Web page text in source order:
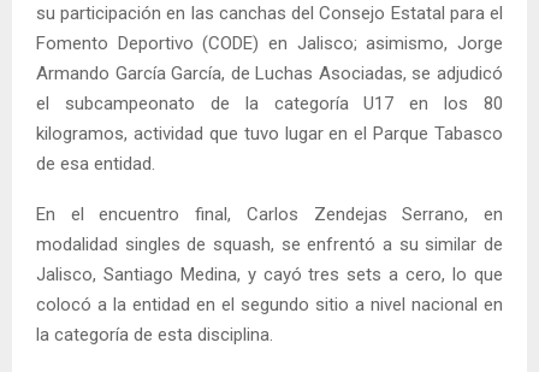
su participación en las canchas del Consejo Estatal para el
Fomento Deportivo (CODE) en Jalisco; asimismo, Jorge
Armando García García, de Luchas Asociadas, se adjudicó
el subcampeonato de la categoría U17 en los 80
kilogramos, actividad que tuvo lugar en el Parque Tabasco
de esa entidad.
En el encuentro final, Carlos Zendejas Serrano, en
modalidad singles de squash, se enfrentó a su similar de
Jalisco, Santiago Medina, y cayó tres sets a cero, lo que
colocó a la entidad en el segundo sitio a nivel nacional en
la categoría de esta disciplina.